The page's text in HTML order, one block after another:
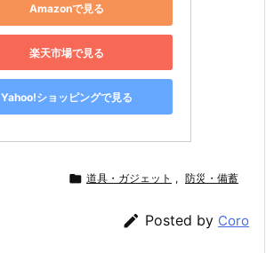
Amazonで見る
楽天市場で見る
Yahoo!ショッピングで見る
 道具・ガジェット , 防災・備蓄
 Posted by Coro